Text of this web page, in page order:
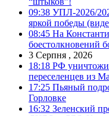
09:38 УПЛ-2026/
яркой победы
08:45 На
боестолкновений
3 Серпня , 2026
18:18 РФ
переселенцев из
17:25 Пьяный
Горловке
16:32 Зеленский